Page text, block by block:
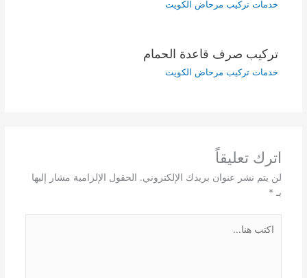
خدمات تركيب مرحاض الكويت
تركيب صرف قاعدة الحمام
خدمات تركيب مرحاض الكويت
اترك تعليقاً
لن يتم نشر عنوان بريدك الإلكتروني. الحقول الإلزامية مشار إليها
بـ *
هنا...